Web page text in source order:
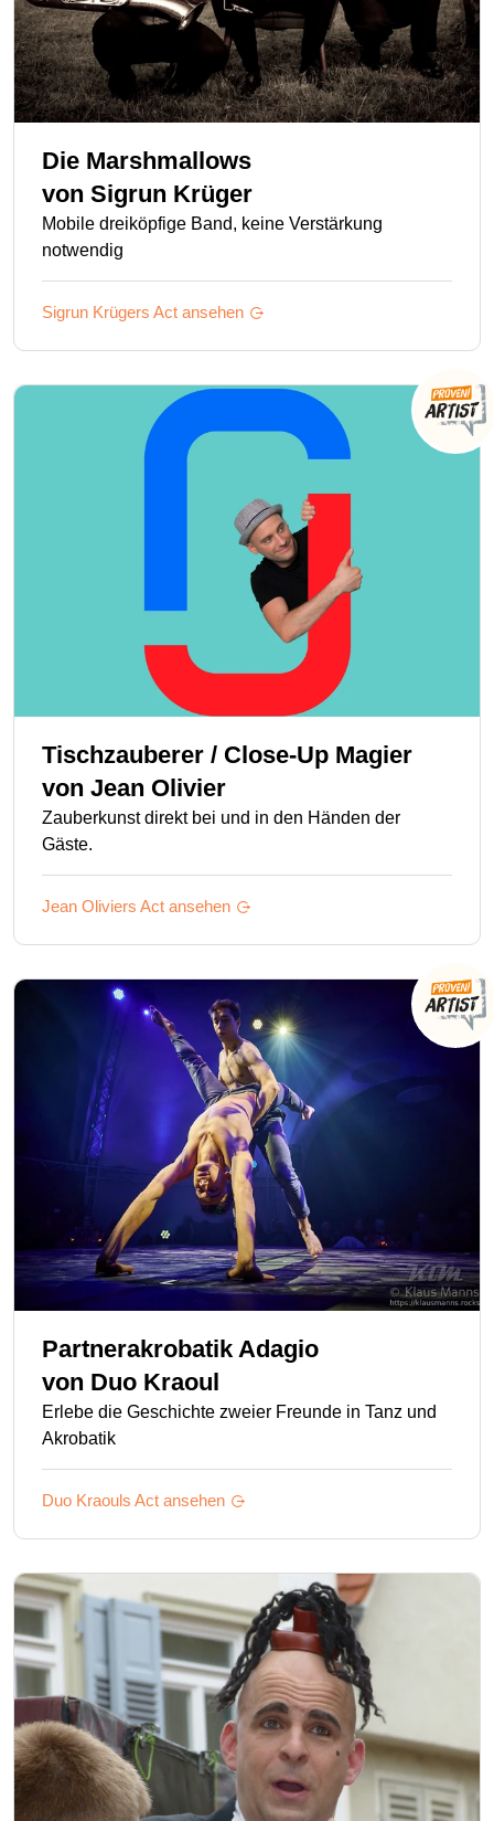
Die Marshmallows
von Sigrun Krüger
Mobile dreiköpfige Band, keine Verstärkung
notwendig
Sigrun Krügers Act ansehen
Tischzauberer / Close-Up Magier
von Jean Olivier
Zauberkunst direkt bei und in den Händen der
Gäste.
Jean Oliviers Act ansehen
Partnerakrobatik Adagio
von Duo Kraoul
Erlebe die Geschichte zweier Freunde in Tanz und
Akrobatik
Duo Kraouls Act ansehen